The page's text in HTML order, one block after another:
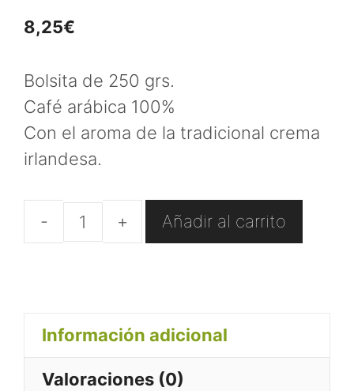
8,25€
Bolsita de 250 grs.
Café arábica 100%
Con el aroma de la tradicional crema
irlandesa.
Café
grano
cantidad
Añadir al carrito
Información adicional
Valoraciones (0)